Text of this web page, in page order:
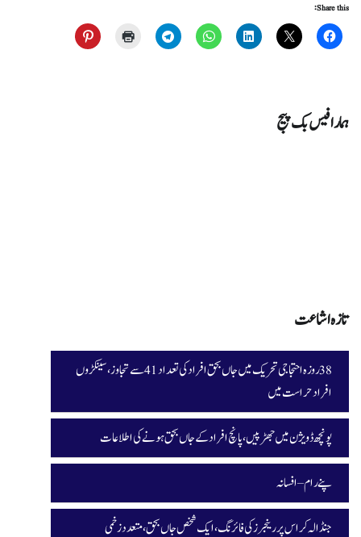
Share this:
ہمارا فیس بک پیج
تازہ اشاعت
38 روزہ احتجاجی تحریک میں جاں بحق افراد کی تعداد 41 سے تجاوز، سینکڑوں
افراد حراست میں
پونچھ ڈویژن میں جھڑپیں، پانچ افراد کے جاں بحق ہونے کی اطلاعات
پنے رام – افسانہ
جنڈالہ کراس پر رینجرز کی فائرنگ، ایک شخص جاں بحق، متعدد زخمی